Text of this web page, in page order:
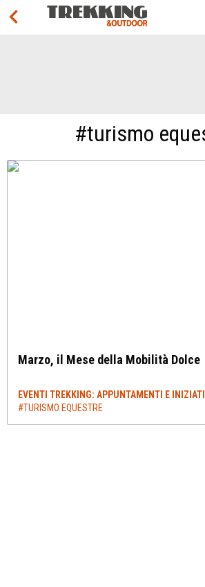
#turismo
Marzo, il Mese della Mobilità Dolce
EVENTI TREKKING: APPUNTAMENTI E
#TURISMO EQUESTRE